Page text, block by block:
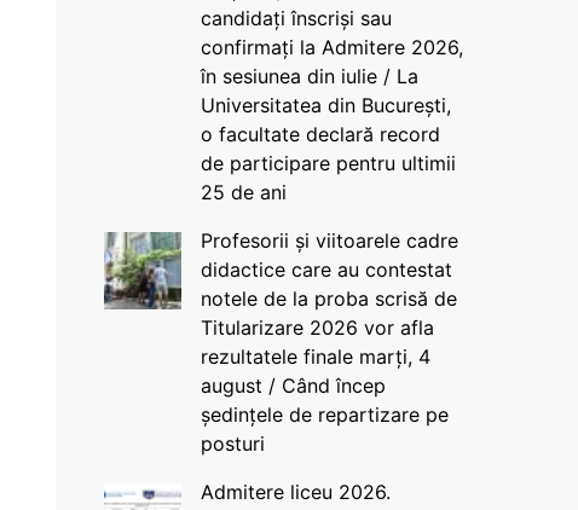
candidați înscriși sau
confirmați la Admitere 2026,
în sesiunea din iulie / La
Universitatea din București,
o facultate declară record
de participare pentru ultimii
25 de ani
Profesorii și viitoarele cadre
didactice care au contestat
notele de la proba scrisă de
Titularizare 2026 vor afla
rezultatele finale marți, 4
august / Când încep
ședințele de repartizare pe
posturi
Admitere liceu 2026.